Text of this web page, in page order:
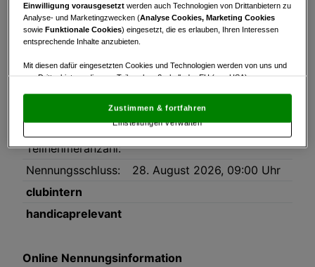
Datum:
29.08.2026
Modus:
Zählwettspiel
Platz:
Golf-Club Gut Altentann
prov. Werte
2
max.
Teilnehmeranzahl:
120
Nennungsschluss:
28. August 2026, 09:00 Uhr
clubintern
handicaprelevant
Online Nennungsinformation
Einwilligung vorausgesetzt werden auch Technologien von Drittanbietern zu
Analyse- und Marketingzwecken (Analyse Cookies, Marketing Cookies
sowieFunktionale Cookies) eingesetzt, die es erlauben, Ihren Interessen
entsprechende Inhalte anzubieten.
Mit diesen dafür eingesetzten Cookies und Technologien werden von uns und
von Drittanbietern, die zum Teil auch außerhalb der EU (u.a. USA)
angemessenes Datenschutzniveau bescheinigt.Es besteht insbesondere
das Risiko, dass Ihre Daten dem Zugriff durch US-Behörden zu Kontroll- und
Überwachungszwecken unterliegen und dagegen keine wirksamen
Rechtsbehelfe zur Verfügung stehen.
Mit Klick auf „Zustimmen & fortfahren“ willigen Sie in die Verwendung
In den Einstellungen können Sie jederzeit Ihre Präferenzen verwalten und
Widerspruch gegen die Verarbeitung auf der Grundlage berechtigter
Interessen einlegen. Klicken Sie dazu auf „Cookie Einstellungen“, die sich auf
Einstellungen verwalten
Zustimmen & fortfahren